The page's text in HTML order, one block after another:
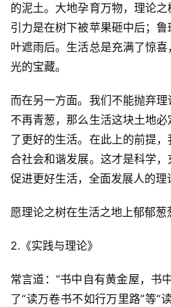
的泥土。大地孕育万物，理论
引力是在树下被苹果砸中后；
叶遮雨后。生活总是充满了惊
光的宝藏。
而在另一方面。我们不能抛弃
不再青葱，那么生活这块土地
了更好的生活。在此上的前提
合社会和谐发展。这才是科学
促进更好生活，全面发展人的理
愿理论之树在生活之地上郁郁葱
2.《实践与理论》
常言道：“书中自有黄金屋，书
了“读万卷书不如行万里路”等“